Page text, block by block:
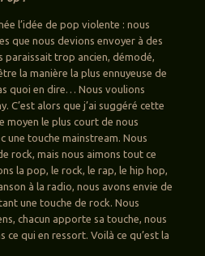
l’idée de pop violente : nous
que nous devions envoyer à des
paraissait trop ancien, démodé,
la manière la plus ennuyeuse de
quoi en dire… Nous voulions
C’est alors que j’ai suggéré cette
moyen le plus court de nous
une touche mainstream. Nous
rock, mais nous aimons tout ce
la pop, le rock, le rap, le hip hop,
à la radio, nous avons envie de
une touche de rock. Nous
chacun apporte sa touche, nous
qui en ressort. Voilà ce qu’est la